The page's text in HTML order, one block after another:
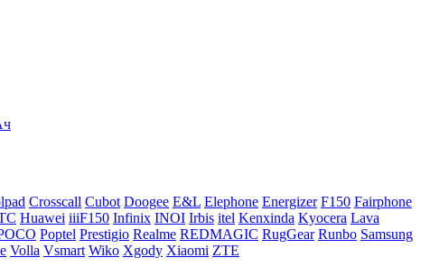
Crosscall Cubot Doogee E&L Elephone Energizer F150 Fairphone
Huawei iiiF150 Infinix INOI Irbis itel Kenxinda Kyocera Lava
Poptel Prestigio Realme REDMAGIC RugGear Runbo Samsung
Volla Vsmart Wiko Xgody Xiaomi ZTE